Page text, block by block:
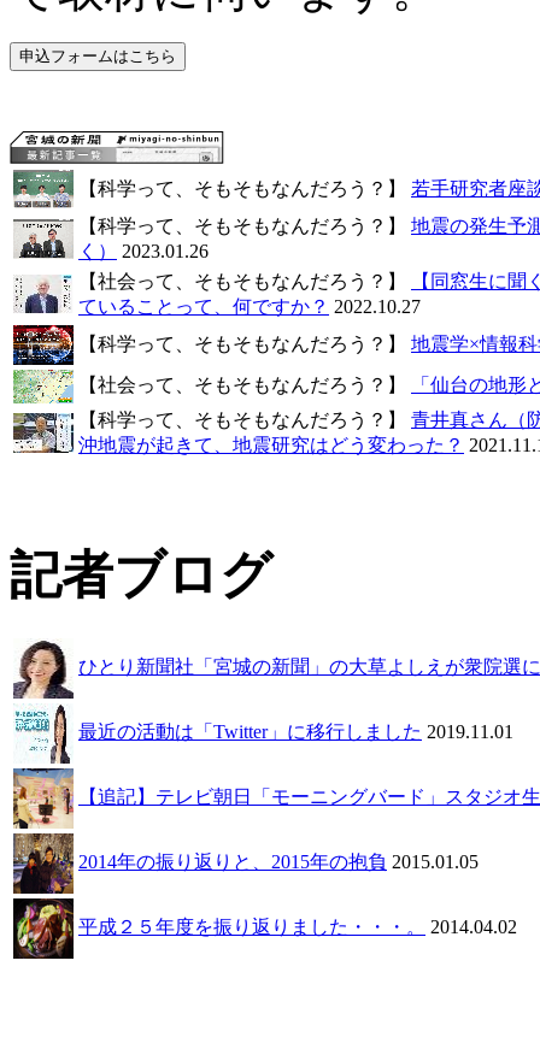
【科学って、そもそもなんだろう？】 若手研究者座
【科学って、そもそもなんだろう？】 地震の発生予
く）
2023.01.26
【社会って、そもそもなんだろう？】
【同窓生に
ていることって、何ですか？ 2022.10.27
【科学って、そもそもなんだろう？】 地震学×情報
【社会って、そもそもなんだろう？】
「仙台の地
【科学って、そもそもなんだろう？】 青井真さん（
沖地震が起きて、地震研究はどう変わった？
記者ブログ
ひとり新聞社「宮城の新聞」の大草よしえが衆院選
最近の活動は「Twitter」に移行しました 2019.11.01
【追記】テレビ朝日「モーニングバード」スタジ
2014年の振り返りと、2015年の抱負 2015.01.05
平成２５年度を振り返りました・・・。 2014.04.02